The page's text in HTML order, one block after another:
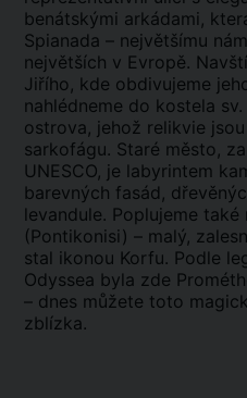
benátskými arkádami,
Spianada – největšímu
největších v Evropě.
Jiřího, kde obdivujeme
nahlédneme do kostela
ostrova, jehož relikvie
sarkofágu. Staré město,
UNESCO, je labyrintem
barevných fasád,
levandule. Poplujeme
(Pontikonisi) – malý,
stal ikonou Korfu. Podle
Odyssea byla zde
– dnes můžete toto
zblízka.